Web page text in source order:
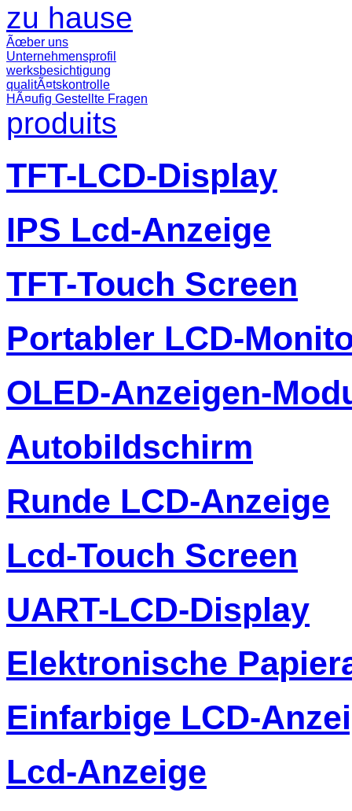
zu hause
Ãœber uns
Unternehmensprofil
werksbesichtigung
qualitÃ¤tskontrolle
HÃ¤ufig Gestellte Fragen
produits
TFT-LCD-Display
IPS Lcd-Anzeige
TFT-Touch Screen
Portabler LCD-
OLED-Anzeigen-
Autobildschirm
Runde LCD-Anzeige
Lcd-Touch Screen
UART-LCD-Display
Elektronische
Einfarbige LCD-
Lcd-Anzeige